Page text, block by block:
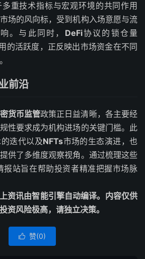
重技术指标与宏观环境的共同作用
场的风向标，受到机构入场意愿与流
。与此同时， DeFi协议的锁仓量
的活跃度，正反映出市场资金在不同
前沿
货币监管政策正日益清晰，各主要经
性要求成为机构进场的关键门槛。此
迭代以及NFTs市场的生态演进，也
供了多维度观察视角。通过梳理这些
报站旨在帮助投资者精准把握市场脉
资讯由智能引擎自动编译。内容仅供
资风险极高，请独立决策。
 赞(0)